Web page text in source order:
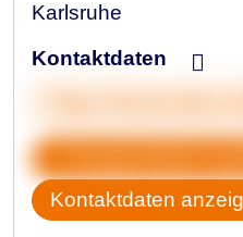
Karlsruhe
Kontaktdaten
Kontaktdaten